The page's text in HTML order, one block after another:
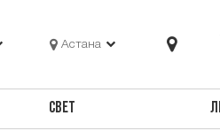
Астана
СВЕТ